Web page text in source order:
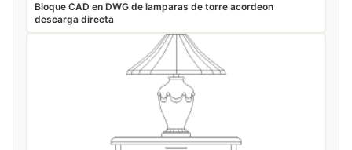
Bloque CAD en DWG de lamparas de torre acordeon
descarga directa